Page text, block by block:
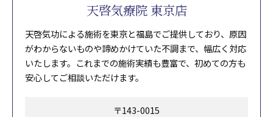
天啓気療院 東京店
天啓気功による施術を東京と福島でご提供しており、原因
がわからないものや諦めかけていた不調まで、幅広く対応
いたします。これまでの施術実績も豊富で、初めての方も
安心してご相談いただけます。
〒143-0015